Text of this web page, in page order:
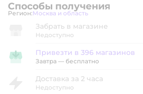
Способы получения
Регион: Выбор адреса доставки.
Москва и область
Забрать в магазине
Недоступно
Привезти в магазин
Привезти в 396 магазинов
Завтра — бесплатно
Доставка за 2 часа
Недоступно